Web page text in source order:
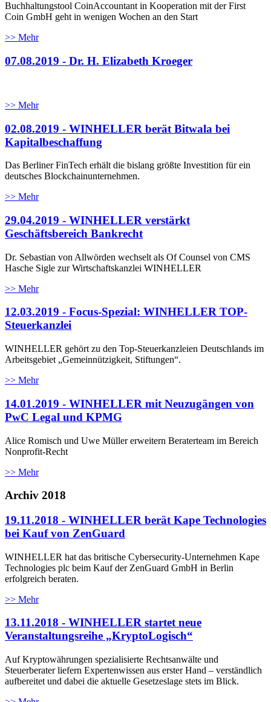
Buchhaltungstool CoinAccountant in Kooperation mit der First
Coin GmbH geht in wenigen Wochen an den Start
>> Mehr
07.08.2019 - Dr. H. Elizabeth Kroeger
>> Mehr
02.08.2019 - WINHELLER berät Bitwala bei
Kapitalbeschaffung
Das Berliner FinTech erhält die bislang größte Investition für ein
deutsches Blockchainunternehmen.
>> Mehr
29.04.2019 - WINHELLER verstärkt
Geschäftsbereich Bankrecht
Dr. Sebastian von Allwörden wechselt als Of Counsel von CMS
Hasche Sigle zur Wirtschaftskanzlei WINHELLER
>> Mehr
12.03.2019 - Focus-Spezial: WINHELLER TOP-
Steuerkanzlei
WINHELLER gehört zu den Top-Steuerkanzleien Deutschlands im
Arbeitsgebiet „Gemeinnützigkeit, Stiftungen“.
>> Mehr
14.01.2019 - WINHELLER mit Neuzugängen von
PwC Legal und KPMG
Alice Romisch und Uwe Müller erweitern Beraterteam im Bereich
Nonprofit-Recht
>> Mehr
Archiv 2018
19.11.2018 - WINHELLER berät Kape Technologies
bei Kauf von ZenGuard
WINHELLER hat das britische Cybersecurity-Unternehmen Kape
Technologies plc beim Kauf der ZenGuard GmbH in Berlin
erfolgreich beraten.
>> Mehr
13.11.2018 - WINHELLER startet neue
Veranstaltungsreihe „KryptoLogisch“
Auf Kryptowährungen spezialisierte Rechtsanwälte und
Steuerberater liefern Expertenwissen aus erster Hand – verständlich
aufbereitet und dabei die aktuelle Gesetzeslage stets im Blick.